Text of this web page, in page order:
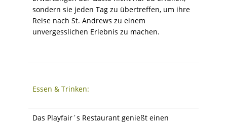
sondern sie jeden Tag zu übertreffen, um ihre
Reise nach St. Andrews zu einem
unvergesslichen Erlebnis zu machen.
Essen & Trinken:
Das Playfair´s Restaurant genießt einen